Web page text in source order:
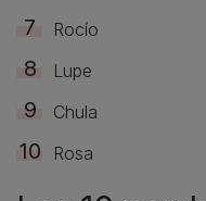
Rocío
Lupe
Chula
Rosa